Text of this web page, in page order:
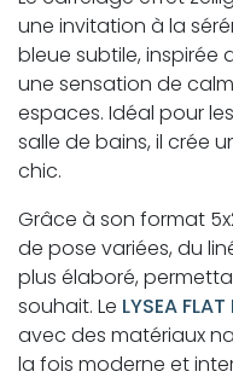
une invitation à la
bleue subtile, inspirée
une sensation de
espaces. Idéal pour
salle de bains, il crée
chic.
Grâce à son format
de pose variées, du
plus élaboré,
souhait. Le LYSEA FLAT
avec des matériaux
la fois moderne et